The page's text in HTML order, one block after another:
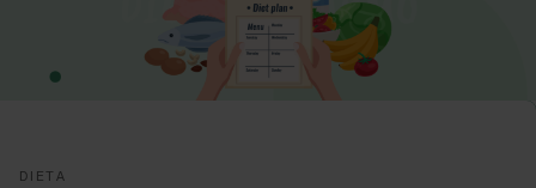
DIETA